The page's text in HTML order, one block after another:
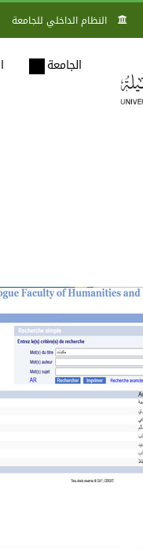
النظام الداخلي للجامعة
الجامعة